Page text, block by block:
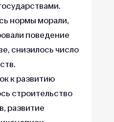
нормы морали,
поведение
снизилось число
к развитию
строительство
развитие